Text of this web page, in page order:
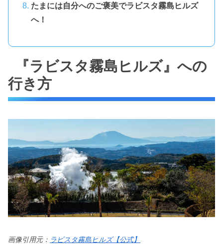
たまには自分へのご褒美でラビスタ霧島ヒルズ
へ！
『ラビスタ霧島ヒルズ』への
行き方
画像引用元： ラビスタ霧島ヒルズ【公式】